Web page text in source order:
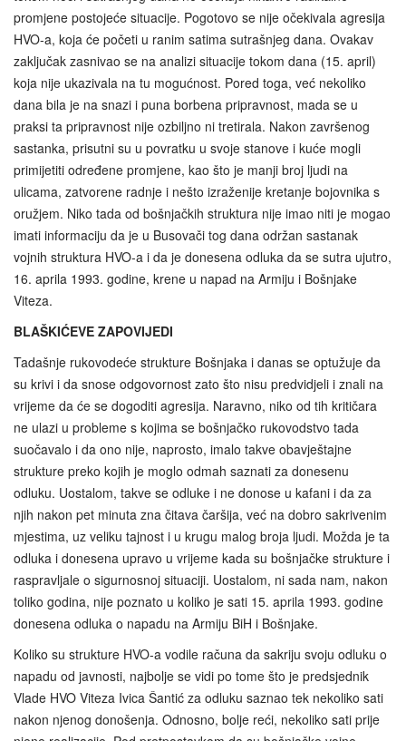
promjene postojeće situacije. Pogotovo se nije očekivala agresija
HVO-a, koja će početi u ranim satima sutrašnjeg dana. Ovakav
zaključak zasnivao se na analizi situacije tokom dana (15. april)
koja nije ukazivala na tu mogućnost. Pored toga, već nekoliko
dana bila je na snazi i puna borbena pripravnost, mada se u
praksi ta pripravnost nije ozbiljno ni tretirala. Nakon završenog
sastanka, prisutni su u povratku u svoje stanove i kuće mogli
primijetiti određene promjene, kao što je manji broj ljudi na
ulicama, zatvorene radnje i nešto izraženije kretanje bojovnika s
oružjem. Niko tada od bošnjačkih struktura nije imao niti je mogao
imati informaciju da je u Busovači tog dana održan sastanak
vojnih struktura HVO-a i da je donesena odluka da se sutra ujutro,
16. aprila 1993. godine, krene u napad na Armiju i Bošnjake
Viteza.
BLAŠKIĆEVE ZAPOVIJEDI
Tadašnje rukovodeće strukture Bošnjaka i danas se optužuje da
su krivi i da snose odgovornost zato što nisu predvidjeli i znali na
vrijeme da će se dogoditi agresija. Naravno, niko od tih kritičara
ne ulazi u probleme s kojima se bošnjačko rukovodstvo tada
suočavalo i da ono nije, naprosto, imalo takve obavještajne
strukture preko kojih je moglo odmah saznati za donesenu
odluku. Uostalom, takve se odluke i ne donose u kafani i da za
njih nakon pet minuta zna čitava čaršija, već na dobro sakrivenim
mjestima, uz veliku tajnost i u krugu malog broja ljudi. Možda je ta
odluka i donesena upravo u vrijeme kada su bošnjačke strukture i
raspravljale o sigurnosnoj situaciji. Uostalom, ni sada nam, nakon
toliko godina, nije poznato u koliko je sati 15. aprila 1993. godine
donesena odluka o napadu na Armiju BiH i Bošnjake.
Koliko su strukture HVO-a vodile računa da sakriju svoju odluku o
napadu od javnosti, najbolje se vidi po tome što je predsjednik
Vlade HVO Viteza Ivica Šantić za odluku saznao tek nekoliko sati
nakon njenog donošenja. Odnosno, bolje reći, nekoliko sati prije